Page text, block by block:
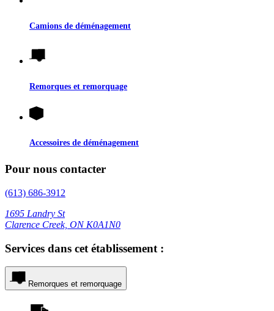
Camions de déménagement
Remorques et remorquage
Accessoires de déménagement
Pour nous contacter
(613) 686-3912
1695 Landry St
Clarence Creek, ON K0A1N0
Services dans cet établissement :
Remorques et remorquage